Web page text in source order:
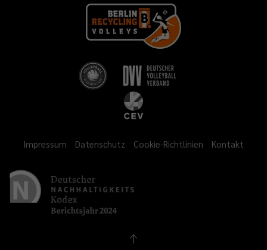
Impressum Datenschutz Cookie-Richtlinien Kontakt